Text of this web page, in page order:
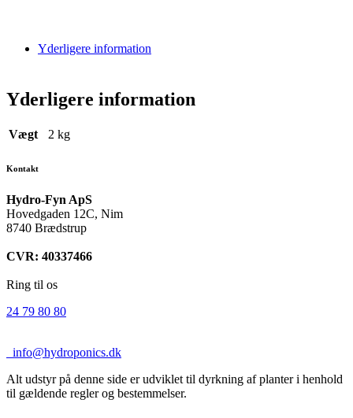
Yderligere information
Yderligere information
Vægt 2 kg
Kontakt
Hydro-Fyn ApS
Hovedgaden 12C, Nim
8740 Brædstrup
CVR: 40337466
Ring til os
24 79 80 80
info@hydroponics.dk
Alt udstyr på denne side er udviklet til dyrkning af planter i henhold
til gældende regler og bestemmelser.